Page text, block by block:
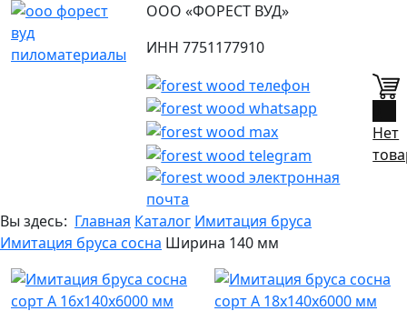
ООО «ФОРЕСТ ВУД»
ИНН 7751177910
Нет
Вы здесь: Главная Каталог Имитация бруса
Имитация бруса сосна Ширина 140 мм